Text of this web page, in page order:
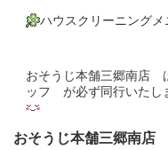
ハウスクリーニングメ
おそうじ本舗三郷南店
ッフ が必ず同行いたし
おそうじ本舗三郷南店